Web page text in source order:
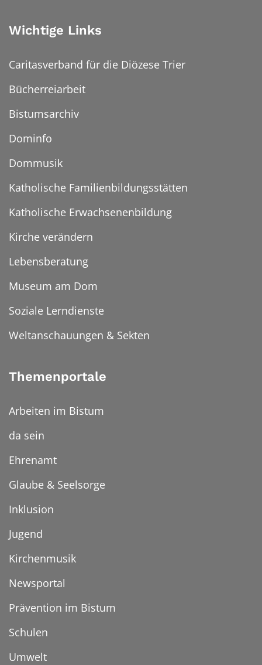
Wichtige Links
Caritasverband für die Diözese Trier
Bücherreiarbeit
Bistumsarchiv
Dominfo
Dommusik
Katholische Familienbildungsstätten
Katholische Erwachsenenbildung
Kirche verändern
Lebensberatung
Museum am Dom
Soziale Lerndienste
Weltanschauungen & Sekten
Themenportale
Arbeiten im Bistum
da sein
Ehrenamt
Glaube & Seelsorge
Inklusion
Jugend
Kirchenmusik
Newsportal
Prävention im Bistum
Schulen
Umwelt